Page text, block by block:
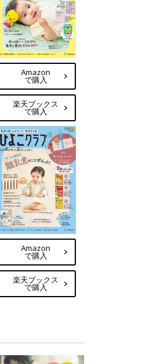
Amazon
で購入
楽天ブックス
で購入
Amazon
で購入
楽天ブックス
で購入